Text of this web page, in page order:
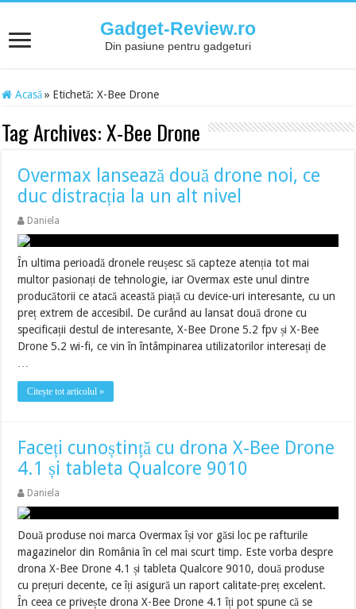
Gadget-Review.ro
Din pasiune pentru gadgeturi
Acasă » Etichetă:X-Bee Drone
Tag Archives:X-Bee Drone
Overmax lansează două drone noi, ce
duc distracția la un alt nivel
Daniela
În ultima perioadă dronele reușesc să capteze atenția tot mai
multor pasionați de tehnologie, iar Overmax este unul dintre
producătorii ce atacă această piață cu device-uri interesante, cu un
preț extrem de accesibil. De curând au lansat două drone cu
specificații destul de interesante, X-Bee Drone 5.2 fpv și X-Bee
Drone 5.2 wi-fi, ce vin în întâmpinarea utilizatorilor interesați de
Citește tot articolul »
Faceți cunoștință cu drona X-Bee Drone
4.1 și tableta Qualcore 9010
Daniela
Două produse noi marca Overmax își vor găsi loc pe rafturile
magazinelor din România în cel mai scurt timp. Este vorba despre
drona X-Bee Drone 4.1 și tableta Qualcore 9010, două produse
cu prețuri decente, ce îți asigură un raport calitate-preț excelent.
În ceea ce privește drona X-Bee Drone 4.1 îți pot spune că se